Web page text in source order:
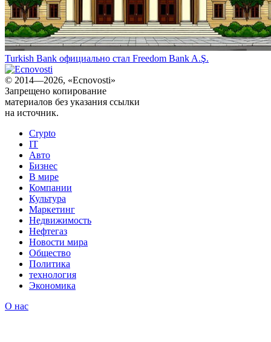
Turkish Bank официально стал Freedom Bank A.Ş.
© 2014—2026, «Ecnovosti»
Запрещено копирование
материалов без указания ссылки
на источник.
Crypto
IT
Авто
Бизнес
В мире
Компании
Культура
Маркетинг
Недвижимость
Нефтегаз
Новости мира
Общество
Политика
технология
Экономика
О нас